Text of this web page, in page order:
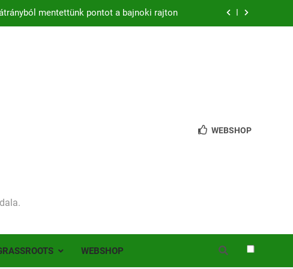
mentettünk pontot a bajnoki rajton
több mint 200 játékos lépett pályára Érden
jutottunk tovább a MOL Magyar Kupában
es szezon – hazai pályán rajtol az Érdi VSE!
több mint 200 játékos lépett pályára Érden
WEBSHOP
WEBSHOP